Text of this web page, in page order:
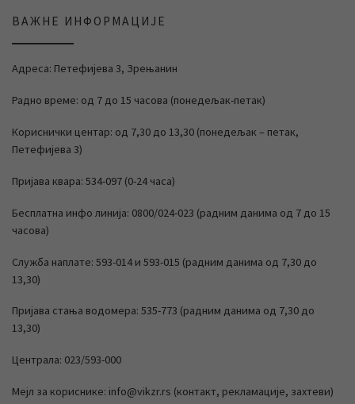
ВАЖНЕ ИНФОРМАЦИЈЕ
Адреса: Петефијева 3, Зрењанин
Радно време: од 7 до 15 часова (понедељак-петак)
Кориснички центар: од 7,30 до 13,30 (понедељак – петак,
Петефијева 3)
Пријава квара: 534-097 (0-24 часа)
Бесплатна инфо линија: 0800/024-023 (радним данима од 7 до 15
часова)
Служба наплате: 593-014 и 593-015 (радним данима од 7,30 до
13,30)
Пријава стања водомера: 535-773 (радним данима од 7,30 до
13,30)
Централа: 023/593-000
Мејл за кориснике: info@vikzr.rs (контакт, рекламације, захтеви)